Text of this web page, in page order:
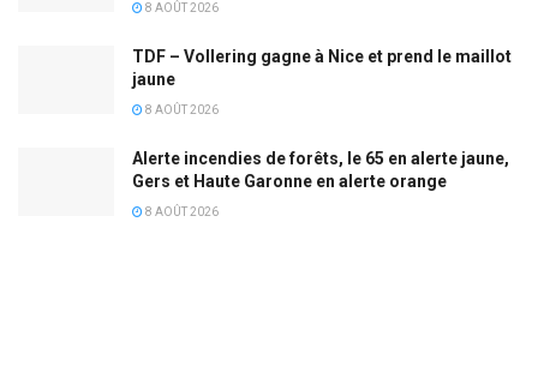
8 AOÛT 2026
TDF – Vollering gagne à Nice et prend le maillot
jaune
8 AOÛT 2026
Alerte incendies de forêts, le 65 en alerte jaune,
Gers et Haute Garonne en alerte orange
8 AOÛT 2026